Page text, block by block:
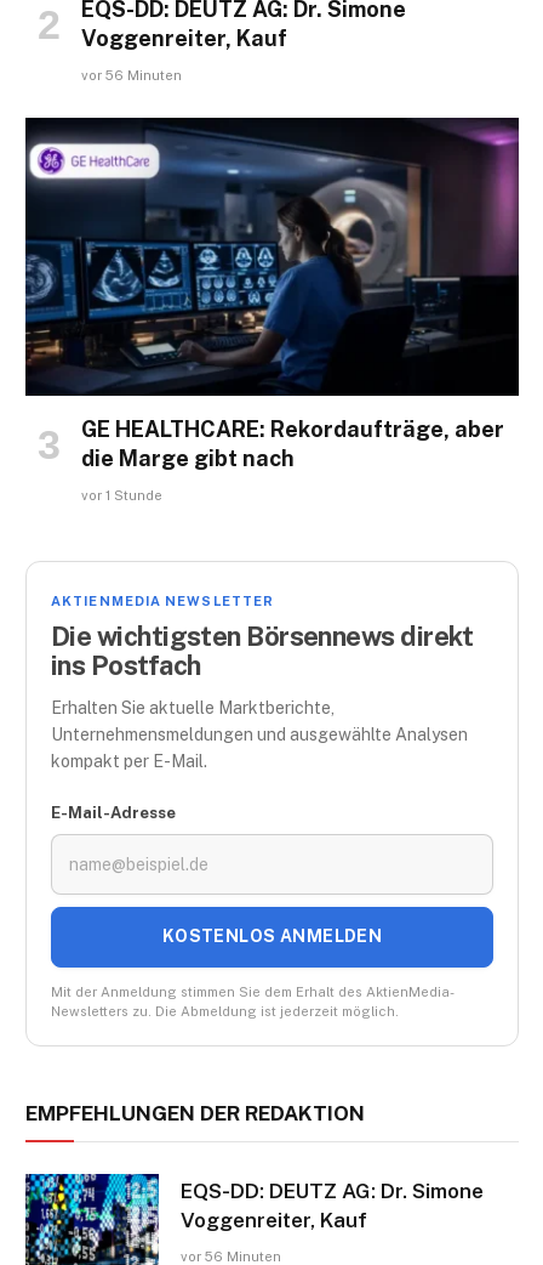
EQS-DD: DEUTZ AG: Dr. Simone
Voggenreiter, Kauf
vor 56 Minuten
GE HEALTHCARE: Rekordaufträge, aber
die Marge gibt nach
vor 1 Stunde
AKTIENMEDIA NEWSLETTER
Die wichtigsten Börsennews direkt
ins Postfach
Erhalten Sie aktuelle Marktberichte,
Unternehmensmeldungen und ausgewählte Analysen
kompakt per E-Mail.
E-Mail-Adresse
KOSTENLOS ANMELDEN
Mit der Anmeldung stimmen Sie dem Erhalt des AktienMedia-
Newsletters zu. Die Abmeldung ist jederzeit möglich.
EMPFEHLUNGEN DER REDAKTION
EQS-DD: DEUTZ AG: Dr. Simone
Voggenreiter, Kauf
vor 56 Minuten